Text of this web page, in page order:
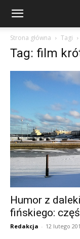
arytmia.eu
Strona główna Tagi
Tag: film
Humor z
fińskiego:
Redakcja - 12 lutego